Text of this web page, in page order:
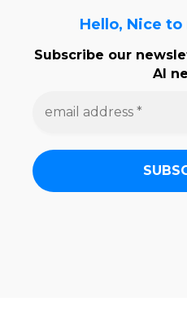
Hello, Nice
Subscribe our
AI
a
d